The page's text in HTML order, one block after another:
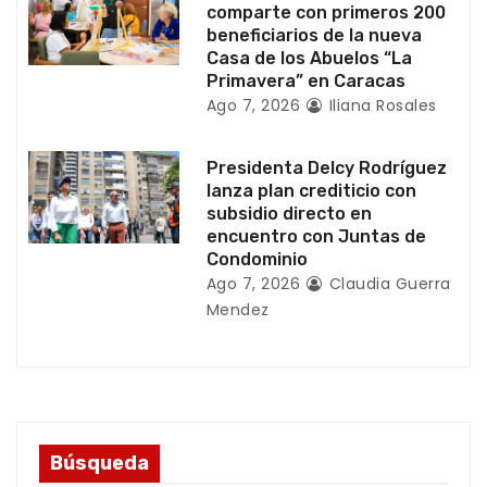
d
comparte con primeros 200
beneficiarios de la nueva
Casa de los Abuelos “La
Primavera” en Caracas
Ago 7, 2026 Iliana Rosales
Presidenta Delcy Rodríguez
lanza plan crediticio con
subsidio directo en
encuentro con Juntas de
Condominio
Ago 7, 2026
Claudia Guerra
Mendez
Búsqueda